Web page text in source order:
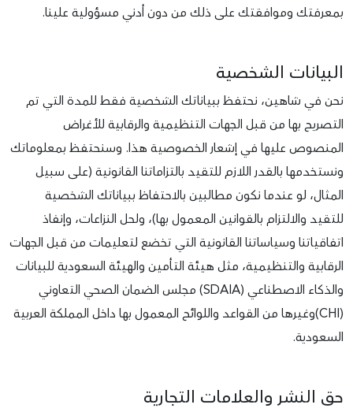
بمعرفتك وموافقتك على ذلك من دون أدني مسؤولية علينا.
البيانات الشخصية
نحن في شاهين، نحتفظ ببياناتك الشخصية فقط للمدة التي تم
التصريح بها من قبل الجهات التنظيمية والرقابية للأغراض
المنصوص عليها في إشعار الخصوصية هذا. وسنحتفظ بمعلوماتك
ونستخدمها بالقدر اللازم للتقيد بالتزاماتنا القانونية (على سبيل
المثال، لو عندما نكون مطالبين بالاحتفاظ ببياناتك الشخصية
للتقيد والالتزام بالقوانين المعمول بها)، ولحل النزاعات، وإنفاذ
اتفاقياتنا وسياساتنا القانونية التي تخضع لتعليمات من قبل الجهات
الرقابية والتنظيمية، مثل هيئة التأمين والهيئة السعودية للبيانات
والذكاء الاصطناعي (SDAIA) مجلس الضمان الصحي التعاوني
(CHI)وغيرها من القواعد واللوائح المعمول بها داخل المملكة العربية
السعودية.
حق النشر والعلامات التجارية